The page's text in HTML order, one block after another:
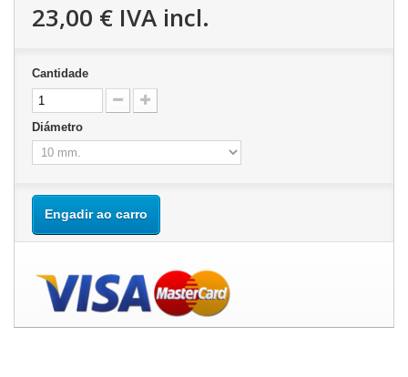
23,00 € IVA incl.
Cantidade
Diámetro
Engadir ao carro